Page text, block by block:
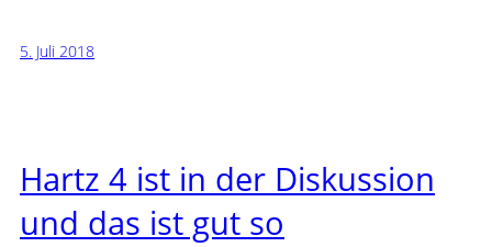
5. Juli 2018
Hartz 4 ist in der Diskussion
und das ist gut so